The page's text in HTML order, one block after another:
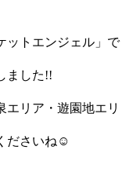
ットエンジェル」で
ました!!
エリア・遊園地エリ
ださいね☺